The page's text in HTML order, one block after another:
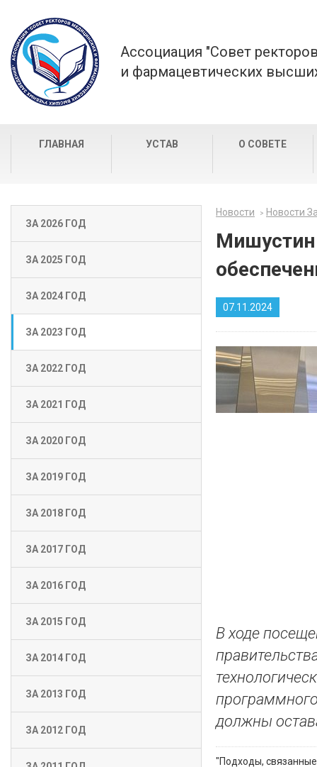
Ассоциация "Совет
и фармацевтических
ГЛАВНАЯ УСТАВ О СОВЕТЕ
ЗА 2026 ГОД
ЗА 2025 ГОД
ЗА 2024 ГОД
ЗА 2023 ГОД
ЗА 2022 ГОД
ЗА 2021 ГОД
ЗА 2020 ГОД
ЗА 2019 ГОД
ЗА 2018 ГОД
ЗА 2017 ГОД
ЗА 2016 ГОД
ЗА 2015 ГОД
ЗА 2014 ГОД
ЗА 2013 ГОД
ЗА 2012 ГОД
Новости Новости
Мишустин
07.11.2024
В ходе
должны
"Подходы, связанные